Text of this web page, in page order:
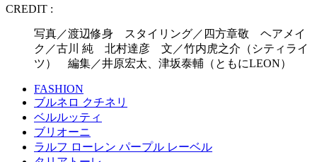
CREDIT :
写真／渡辺修身 スタイリング／四方章敬 ヘアメイ
ク／古川 純 北村達彦 文／竹内虎之介（シティライ
ツ） 編集／井原宏太、津坂泰輔（ともにLEON）
FASHION
ブルネロ クチネリ
ベルルッティ
ブリオーニ
ラルフ ローレン パープル レーベル